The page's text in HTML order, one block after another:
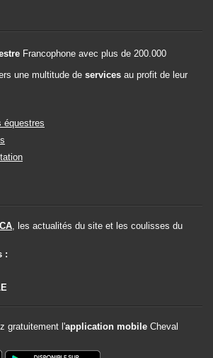
Francophone avec plus de 200.000
une multitude de services au profit de leur
équestres
, les actualités du site et les coulisses du
:
gratuitement l'application mobile Cheval